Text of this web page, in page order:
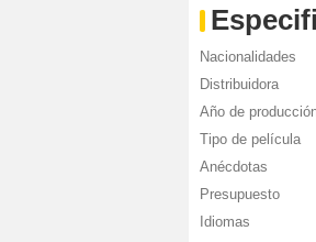
Nacionalidades
Distribuidora
Año de
Tipo de película
Anécdotas
Presupuesto
Idiomas